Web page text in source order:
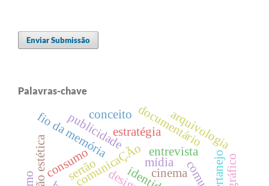
Enviar Submissão
Palavras-chave
entrevista
comunicaÇÃo cinema
publicidade documentário
arquivologia
fio da memória estratégia
mídia
consumo
sertão sertanejo
conceito